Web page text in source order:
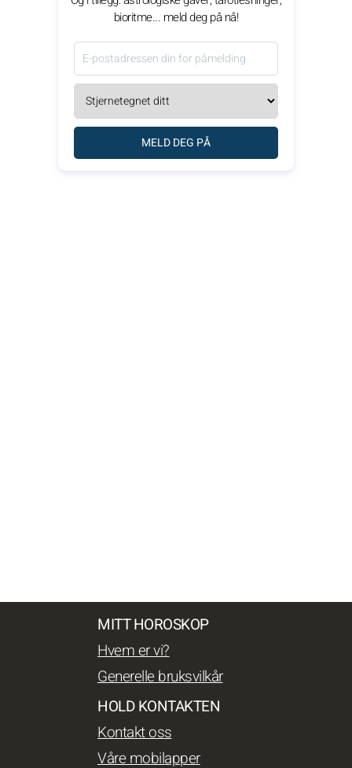
bioritme... meld deg på nå!
MELD DEG PÅ
MITT HOROSKOP
Hvem er vi?
Generelle bruksvilkår
HOLD KONTAKTEN
Kontakt oss
Våre mobilapper